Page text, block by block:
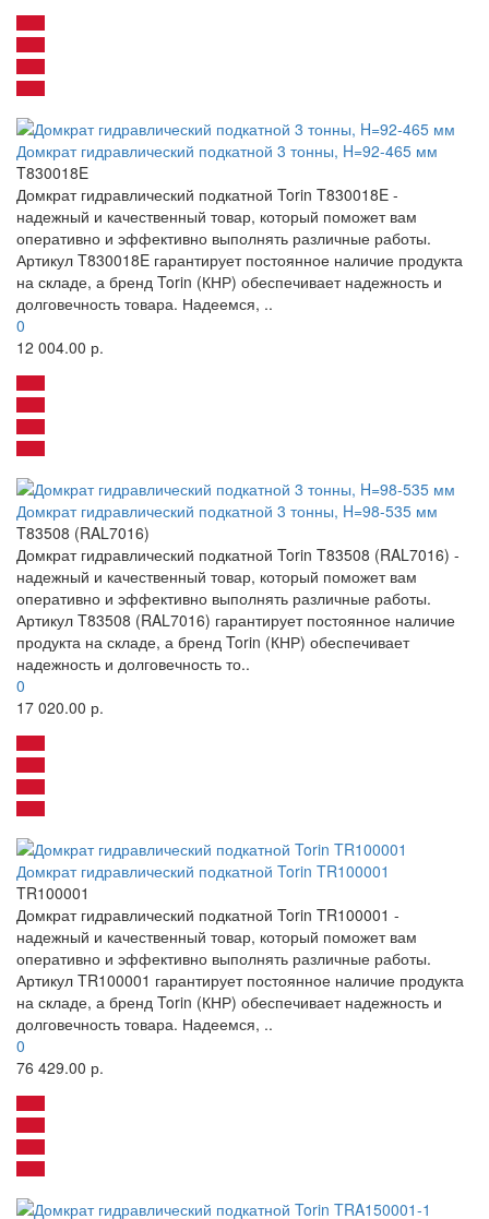
Домкрат гидравлический подкатной 3 тонны, H=92-465 мм
T830018E
Домкрат гидравлический подкатной Torin T830018E -
надежный и качественный товар, который поможет вам
оперативно и эффективно выполнять различные работы.
Артикул T830018E гарантирует постоянное наличие продукта
на складе, а бренд Torin (КНР) обеспечивает надежность и
долговечность товара. Надеемся, ..
0
12 004.00 р.
Домкрат гидравлический подкатной 3 тонны, H=98-535 мм
T83508 (RAL7016)
Домкрат гидравлический подкатной Torin T83508 (RAL7016) -
надежный и качественный товар, который поможет вам
оперативно и эффективно выполнять различные работы.
Артикул T83508 (RAL7016) гарантирует постоянное наличие
продукта на складе, а бренд Torin (КНР) обеспечивает
надежность и долговечность то..
0
17 020.00 р.
Домкрат гидравлический подкатной Torin TR100001
TR100001
Домкрат гидравлический подкатной Torin TR100001 -
надежный и качественный товар, который поможет вам
оперативно и эффективно выполнять различные работы.
Артикул TR100001 гарантирует постоянное наличие продукта
на складе, а бренд Torin (КНР) обеспечивает надежность и
долговечность товара. Надеемся, ..
0
76 429.00 р.